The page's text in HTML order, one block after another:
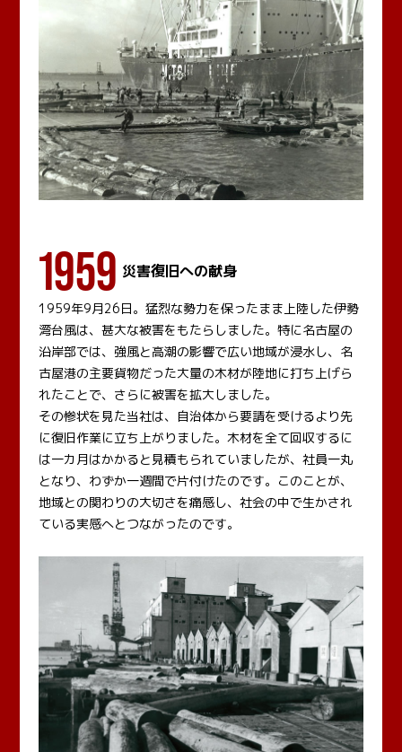
1959 災害復旧への献身
1959年9月26日。猛烈な勢力を保ったまま上陸した伊勢
湾台風は、甚大な被害をもたらしました。特に名古屋の
沿岸部では、強風と高潮の影響で広い地域が浸水し、名
古屋港の主要貨物だった大量の木材が陸地に打ち上げら
れたことで、さらに被害を拡大しました。
その惨状を見た当社は、自治体から要請を受けるより先
に復旧作業に立ち上がりました。木材を全て回収するに
は一カ月はかかると見積もられていましたが、社員一丸
となり、わずか一週間で片付けたのです。このことが、
地域との関わりの大切さを痛感し、社会の中で生かされ
ている実感へとつながったのです。